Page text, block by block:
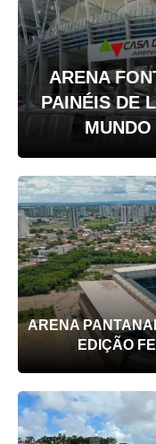
ARENA
PAINÉIS DE
ARENA
EDIÇÃO